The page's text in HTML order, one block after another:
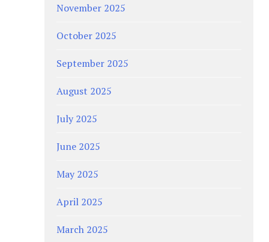
November 2025
October 2025
September 2025
August 2025
July 2025
June 2025
May 2025
April 2025
March 2025